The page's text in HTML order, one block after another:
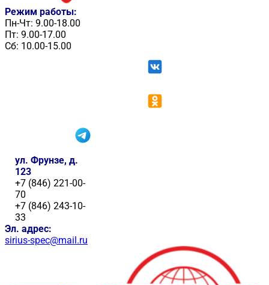
Режим работы:
Пн-Чт: 9.00-18.00
Пт: 9.00-17.00
Сб: 10.00-15.00
ул. Фрунзе, д.
123
+7 (846) 221-00-
70
+7 (846) 243-10-
33
Эл. адрес:
sirius-spec@mail.ru